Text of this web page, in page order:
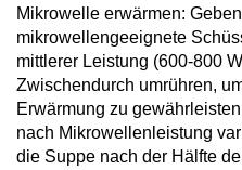
Mikrowelle erwärmen:
mikrowellengeeignete
mittlerer Leistung (600-800
Zwischendurch umrühren,
Erwärmung zu
nach Mikrowellenleistung
die Suppe nach der Hälfte